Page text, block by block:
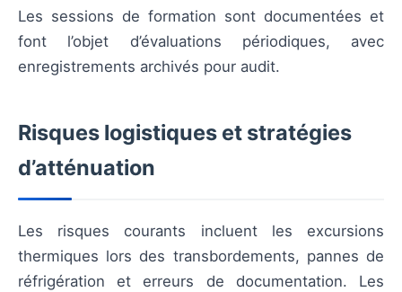
Les sessions de formation sont documentées et
font l’objet d’évaluations périodiques, avec
enregistrements archivés pour audit.
Risques logistiques et stratégies
d’atténuation
Les risques courants incluent les excursions
thermiques lors des transbordements, pannes de
réfrigération et erreurs de documentation. Les